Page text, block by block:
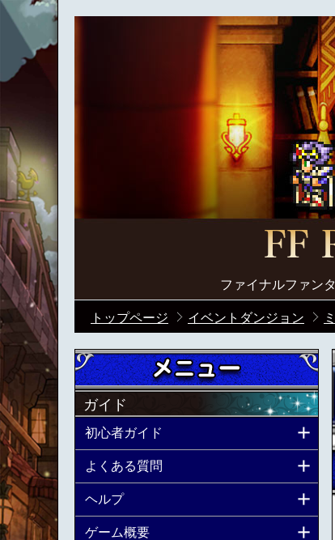
ファイナルファン
トップページ イベントダンジョン
ガイド
初心者ガイド
よくある質問
ヘルプ
ゲーム概要